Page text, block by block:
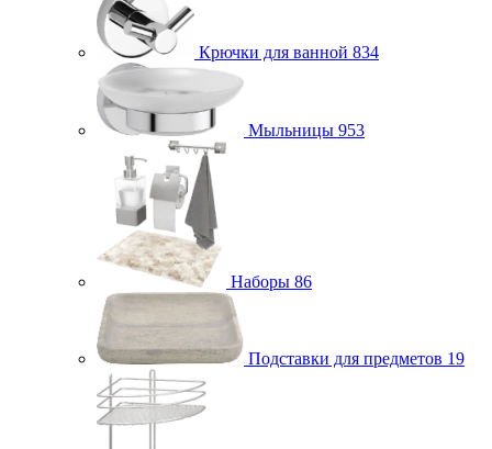
Крючки для ванной 834
Мыльницы 953
Наборы 86
Подставки для предметов 19